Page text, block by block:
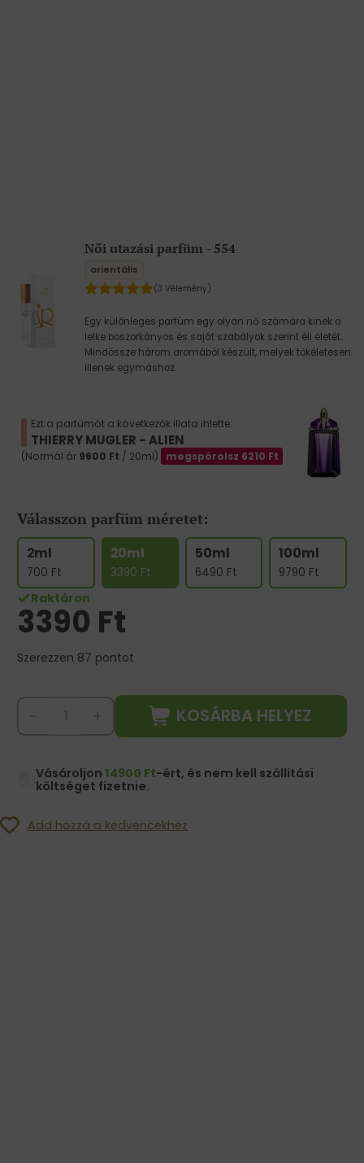
Női utazási parfüm - 554
orientális
(3 Vélemény)
Egy különleges parfüm egy olyan nő számára kinek a
lelke boszorkányos és saját szabályok szerint éli életét.
Mindössze három aromából készült, melyek tökéletesen
illenek egymáshoz.
Ezt a parfümöt a következők illata ihlette:
THIERRY MUGLER - ALIEN
(Normál ár 9600 Ft / 20ml) megspórolsz 6210 Ft
Válasszon parfüm méretet:
2ml
700 Ft
20ml
3390 Ft
50ml
6490 Ft
100ml
9790 Ft
Raktáron
3390 Ft
Szerezzen 87 pontot
KOSÁRBA HELYEZ
Vásároljon14900 Ft-ért, és nem kell szállítási
költséget fizetnie.
Add hozzá a kedvencekhez